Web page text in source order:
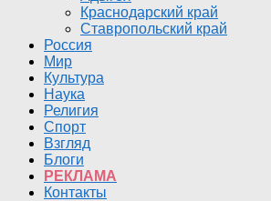
Краснодарский край
Ставропольский край
Россия
Мир
Культура
Наука
Религия
Спорт
Взгляд
Блоги
РЕКЛАМА
Контакты